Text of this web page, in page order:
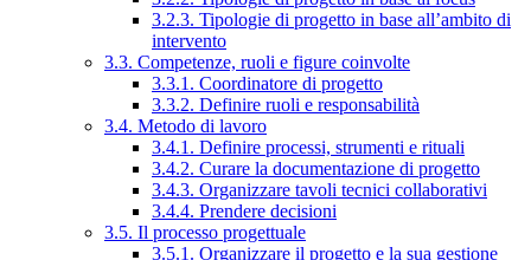
3.2.3. Tipologie di progetto in base all’ambito di
intervento
3.3. Competenze, ruoli e figure coinvolte
3.3.1. Coordinatore di progetto
3.3.2. Definire ruoli e responsabilità
3.4. Metodo di lavoro
3.4.1. Definire processi, strumenti e rituali
3.4.2. Curare la documentazione di progetto
3.4.3. Organizzare tavoli tecnici collaborativi
3.4.4. Prendere decisioni
3.5. Il processo progettuale
3.5.1. Organizzare il progetto e la sua gestione